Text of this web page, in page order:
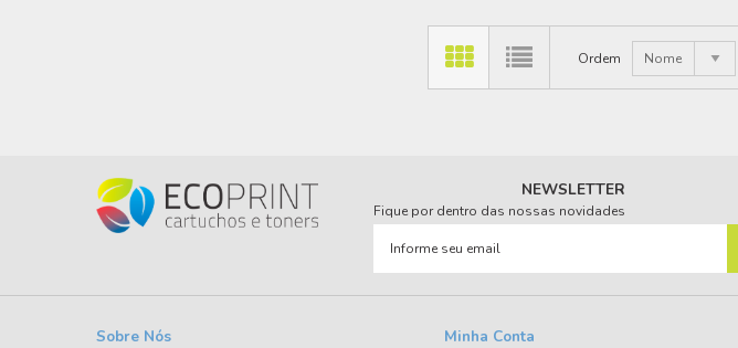
Ordem Nome
NEWSLETTER
Fique por dentro das nossas novidades
Sobre Nós Minha Conta